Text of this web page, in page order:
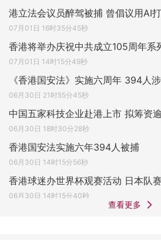
港立法会议员醉驾被捕 曾倡议用AI
07月01日 16时35分45秒
香港将举办庆祝中共成立105周年系
07月01日 14时15分49秒
《香港国安法》实施六周年 394人
06月30日 21时55分45秒
中国五家科技企业赴港上市 拟筹资
06月30日 18时30分28秒
香港国安法实施六年394人被捕
06月30日 14时15分56秒
香港球迷办世界杯观赛活动 日本队
06月30日 14时15分40秒
查看更多